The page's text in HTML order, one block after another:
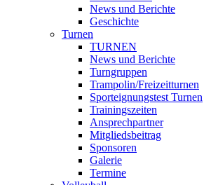
News und Berichte
Geschichte
Turnen
TURNEN
News und Berichte
Turngruppen
Trampolin/Freizeitturnen
Sporteignungstest Turnen
Trainingszeiten
Ansprechpartner
Mitgliedsbeitrag
Sponsoren
Galerie
Termine